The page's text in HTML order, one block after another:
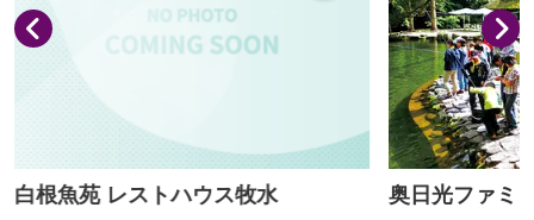
白根魚苑 レストハウス牧水 奥日光ファミ